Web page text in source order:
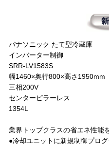
パナソニック たて型冷蔵庫
インバーター制御
SRR-LV1583S
幅1460×奥行800×高さ1950mm
三相200V
センターピラーレス
1354L
業界トップクラスの省エネ性能
●冷却ユニットに新規制御プログ